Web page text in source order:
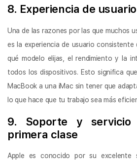
8. Experiencia de
Una de las razones por las que muchos
es la experiencia de usuario
qué modelo elijas, el rendimiento y la
todos los dispositivos. Esto significa
MacBook a una iMac sin tener que
lo que hace que tu trabajo sea más
9. Soporte y
primera clase
Apple es conocido por su excelente